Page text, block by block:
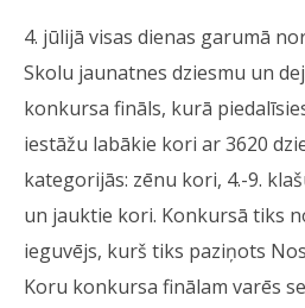
4. jūlijā visas dienas garumā
Skolu jaunatnes dziesmu un
konkursa fināls, kurā
iestāžu labākie kori ar 3620
kategorijās: zēnu kori, 4.-9.
un jauktie kori. Konkursā tiks
ieguvējs, kurš tiks paziņots
Koru konkursa finālam varēs